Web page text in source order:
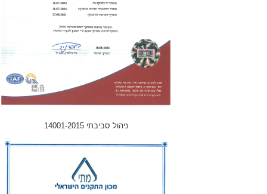
ניהול סביבתי 14001-2015